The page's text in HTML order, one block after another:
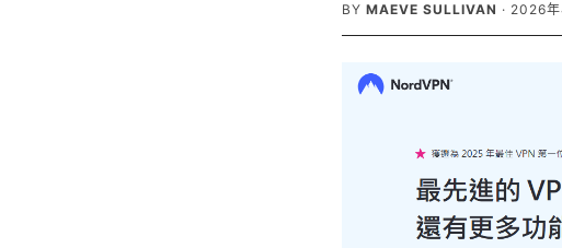
BY MAEVE SULLIVAN · 2026年